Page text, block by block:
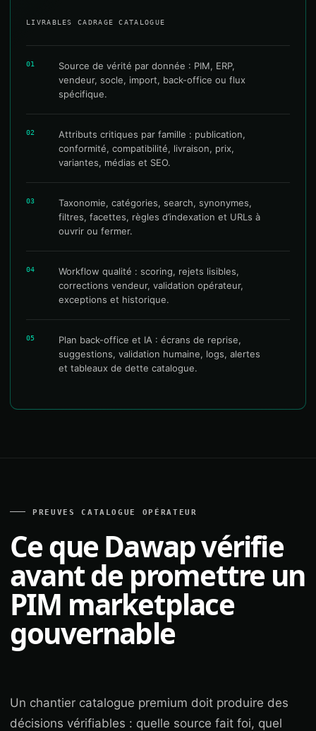
LIVRABLES CADRAGE CATALOGUE
01
Source de vérité par donnée : PIM, ERP,
vendeur, socle, import, back-office ou flux
spécifique.
02
Attributs critiques par famille : publication,
conformité, compatibilité, livraison, prix,
variantes, médias et SEO.
03
Taxonomie, catégories, search, synonymes,
filtres, facettes, règles d’indexation et URLs à
ouvrir ou fermer.
04
Workflow qualité : scoring, rejets lisibles,
corrections vendeur, validation opérateur,
exceptions et historique.
05
Plan back-office et IA : écrans de reprise,
suggestions, validation humaine, logs, alertes
et tableaux de dette catalogue.
PREUVES CATALOGUE OPÉRATEUR
Ce que Dawap vérifie
avant de promettre un
PIM marketplace
gouvernable
Un chantier catalogue premium doit produire des
décisions vérifiables : quelle source fait foi, quel